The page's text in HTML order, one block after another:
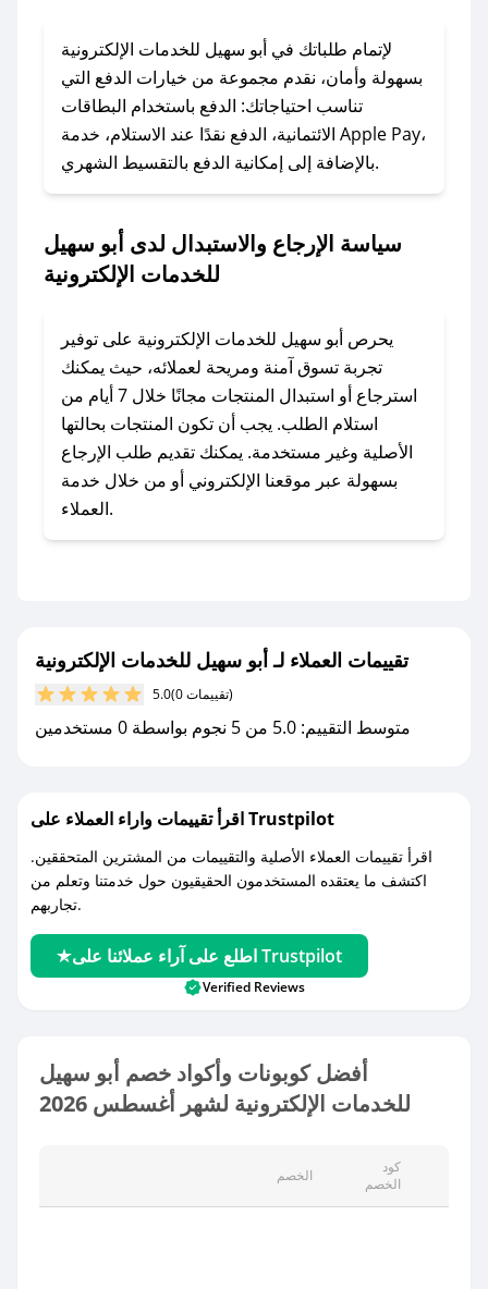
لا تقلق! يمكنك التواصل مع فريق دعم صحصح عبر
الرسائل الخاصة على تويتر أو البريد الإلكتروني،
وسنقوم بحل المشكلة في أسرع وقت ممكن.
### ماذا أفعل إذا لم أجد كود خصم لمتجري
مراسلتنا مباشرة وسنعمل على توفير الكوبونات في
أسرع وقت ممكن.
### كيف تحصل على كوبونات خصم حصرية من أبو
سهيل للخدمات الإلكترونية؟
للحصول على كوبونات وخصومات حصرية، قم بما
يلي:
- اضغط على أيقونة متابعة لمتجر أبو سهيل للخدمات
الإلكترونية في تطبيق صحصح.
- تابع حسابنا الرسمي على تويتر وقم بتفعيل زر
كوبونات خصم حصرية من أبو سهيل للخدمات
الإلكترونية!
لإتمام طلباتك في أبو سهيل للخدمات الإلكترونية
بسهولة وأمان، نقدم مجموعة من خيارات الدفع التي
تناسب احتياجاتك: الدفع باستخدام البطاقات
الائتمانية، الدفع نقدًا عند الاستلام، خدمة Apple Pay،
بالإضافة إلى إمكانية الدفع بالتقسيط الشهري.
سياسة الإرجاع والاستبدال لدى أبو سهيل
للخدمات الإلكترونية
يحرص أبو سهيل للخدمات الإلكترونية على توفير
تجربة تسوق آمنة ومريحة لعملائه، حيث يمكنك
استرجاع أو استبدال المنتجات مجانًا خلال 7 أيام من
استلام الطلب. يجب أن تكون المنتجات بحالتها
الأصلية وغير مستخدمة. يمكنك تقديم طلب الإرجاع
بسهولة عبر موقعنا الإلكتروني أو من خلال خدمة
العملاء.
تقييمات العملاء لـ أبو سهيل للخدمات الإلكترونية
5.0 (0 تقييمات)
متوسط التقييم: 5.0 من 5 نجوم بواسطة 0 مستخدمين
اقرأ تقييمات واراء العملاء على Trustpilot
اقرأ تقييمات العملاء الأصلية والتقييمات من المشترين المتحققين.
اكتشف ما يعتقده المستخدمون الحقيقيون حول خدمتنا وتعلم من
تجاربهم.
اطلع على آراء عملائنا على Trustpilot
Verified Reviews
أفضل كوبونات وأكواد خصم أبو سهيل
للخدمات الإلكترونية لشهر أغسطس 2026
الخصم
كود
الخصم